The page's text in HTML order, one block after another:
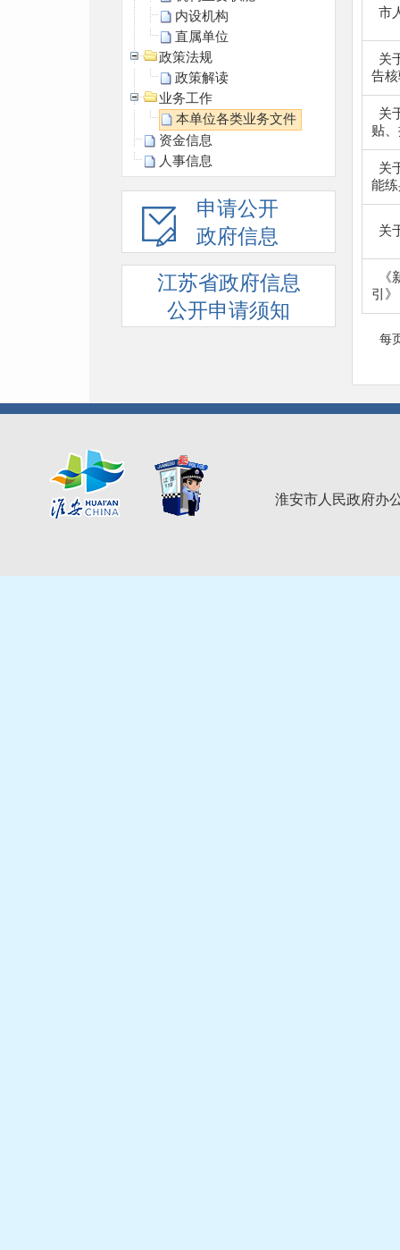
内设机构
直属单位
政策法规
政策解读
业务工作
本单位各类业务文件
资金信息
人事信息
申请公开
政府信息
江苏省政府信息
公开申请须知
市
关
告
关
贴
关
能
关
引
每
淮安市人民政府办